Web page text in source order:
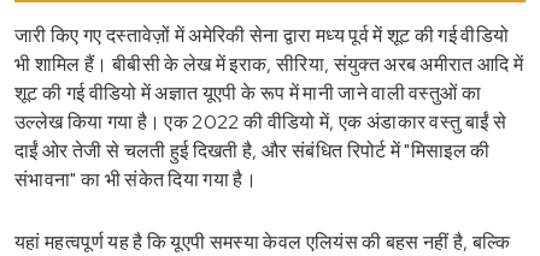
जारी किए गए दस्तावेज़ों में अमेरिकी सेना द्वारा मध्य पूर्व में शूट की गई वीडियो
भी शामिल हैं। बीबीसी के लेख में इराक, सीरिया, संयुक्त अरब अमीरात आदि में
शूट की गई वीडियो में अज्ञात यूएपी के रूप में मानी जाने वाली वस्तुओं का
उल्लेख किया गया है। एक 2022 की वीडियो में, एक अंडाकार वस्तु बाईं से
दाईं ओर तेजी से चलती हुई दिखती है, और संबंधित रिपोर्ट में "मिसाइल की
संभावना" का भी संकेत दिया गया है।
यहां महत्वपूर्ण यह है कि यूएपी समस्या केवल एलियंस की बहस नहीं है, बल्कि